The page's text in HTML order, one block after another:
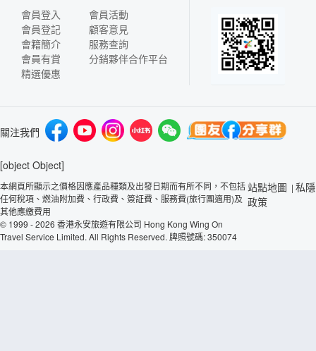
會員登入
會員登記
會籍簡介
會員有賞
精選優惠
會員活動
顧客意見
服務查詢
分銷夥伴合作平台
關注我們
[object Object]
本網頁所顯示之價格因應產品種類及出發日期而有所不同，不包括
任何稅項、燃油附加費、行政費、簽証費、服務費(旅行團適用)及
其他應繳費用
© 1999 - 2026 香港永安旅遊有限公司 Hong Kong Wing On
Travel Service Limited. All Rights Reserved. 牌照號碼: 350074
站點地圖 | 私隱
政策